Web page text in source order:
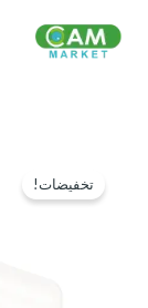
تخفيضات! LED